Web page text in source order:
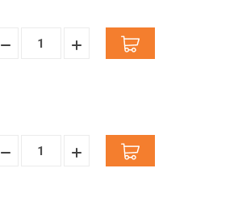
Hoeveelheid
Hoeveelheid
Hoeveelheid
Hoeveelheid